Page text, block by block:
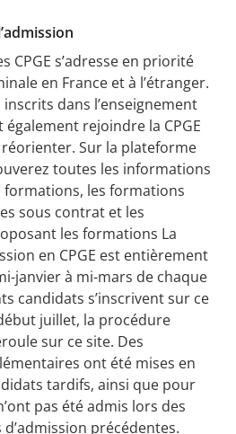
CPGE s’adresse en priorité
en France et à l’étranger.
dans l’enseignement
rejoindre la CPGE
réorienter. Sur la plateforme
toutes les informations
les formations
sous contrat et les
les formations La
en CPGE est entièrement
janvier à mi-mars de chaque
candidats s’inscrivent sur ce
juillet, la procédure
sur ce site. Des
ont été mises en
tardifs, ainsi que pour
pas été admis lors des
précédentes.